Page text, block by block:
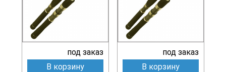
под заказ
В корзину
под заказ
В корзину